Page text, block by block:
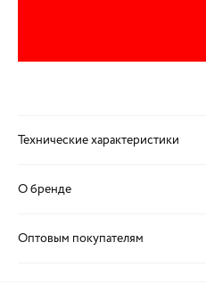
Технические характеристики
О бренде
Оптовым покупателям